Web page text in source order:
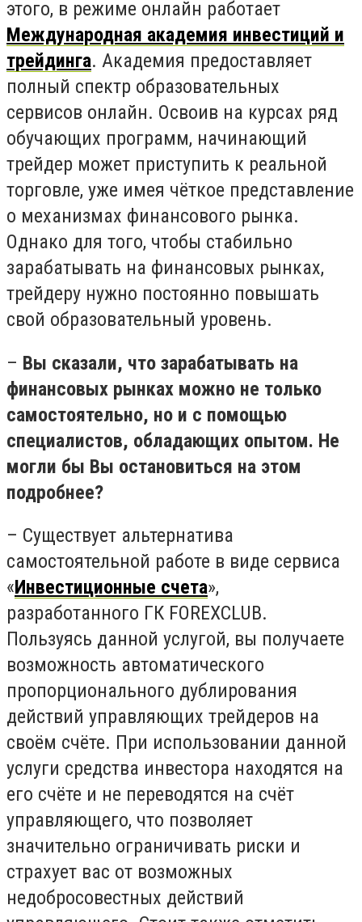
этого, в режиме онлайн работает
Международная академия инвестиций и
трейдинга. Академия предоставляет
полный спектр образовательных
сервисов онлайн. Освоив на курсах ряд
обучающих программ, начинающий
трейдер может приступить к реальной
торговле, уже имея чёткое представление
о механизмах финансового рынка.
Однако для того, чтобы стабильно
зарабатывать на финансовых рынках,
трейдеру нужно постоянно повышать
свой образовательный уровень.
– Вы сказали, что зарабатывать на
финансовых рынках можно не только
самостоятельно, но и с помощью
специалистов, обладающих опытом. Не
могли бы Вы остановиться на этом
подробнее?
– Существует альтернатива
самостоятельной работе в виде сервиса
«Инвестиционные счета»,
разработанного ГК FOREXCLUB.
Пользуясь данной услугой, вы получаете
возможность автоматического
пропорционального дублирования
действий управляющих трейдеров на
своём счёте. При использовании данной
услуги средства инвестора находятся на
его счёте и не переводятся на счёт
управляющего, что позволяет
значительно ограничивать риски и
страхует вас от возможных
недобросовестных действий